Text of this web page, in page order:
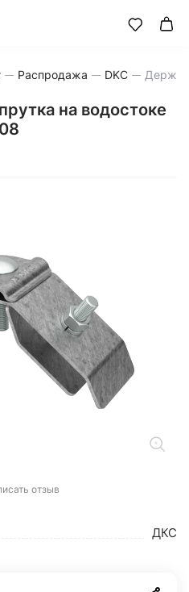
Распродажа DKC
на водостоке
отзыв
ДКС